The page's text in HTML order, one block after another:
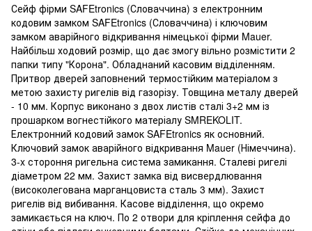
Сейф фірми SAFEtronics (Словаччина) з електронним
кодовим замком SAFEtronics (Словаччина) і ключовим
замком аварійного відкривання німецької фірми Mauer.
Найбільш ходовий розмір, що дає змогу вільно розмістити 2
папки типу "Корона". Обладнаний касовим відділенням.
Притвор дверей заповнений термостійким матеріалом з
метою захисту ригелів від газорізу. Товщина металу дверей
- 10 мм. Корпус виконано з двох листів сталі 3+2 мм із
прошарком вогнестійкого матеріалу SMREKOLIT.
Електронний кодовий замок SAFEtronics як основний.
Ключовий замок аварійного відкривання Mauer (Німеччина).
3-x стороння ригельна система замикання. Сталеві ригелі
діаметром 22 мм. Захист замка від висвердлювання
(високолегована марганцовиста сталь 3 мм). Захист
ригелів від вибивання. Касове відділення, що окремо
замикається на ключ. По 2 отвори для кріплення сейфа до